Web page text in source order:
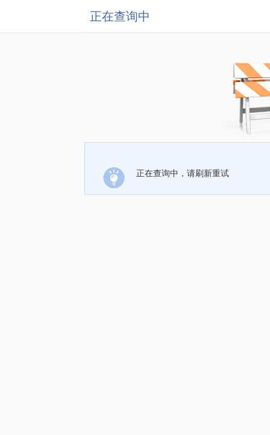
正在查询中
正在查询中，请刷新重试